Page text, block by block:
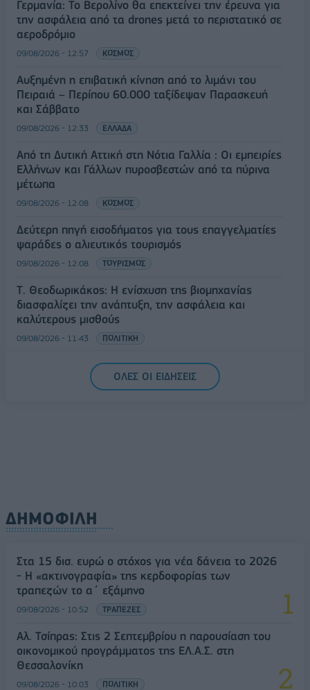
Γερμανία: Το Βερολίνο θα επεκτείνει την έρευνα για
την ασφάλεια από τα drones μετά το περιστατικό σε
αεροδρόμιο
09/08/2026 - 12:57 ΚΟΣΜΟΣ
Αυξημένη η επιβατική κίνηση από το λιμάνι του
Πειραιά – Περίπου 60.000 ταξίδεψαν Παρασκευή
και Σάββατο
09/08/2026 - 12:33 ΕΛΛΑΔΑ
Από τη Δυτική Αττική στη Νότια Γαλλία : Οι εμπειρίες
Ελλήνων και Γάλλων πυροσβεστών από τα πύρινα
μέτωπα
09/08/2026 - 12:08 ΚΟΣΜΟΣ
Δεύτερη πηγή εισοδήματος για τους επαγγελματίες
ψαράδες ο αλιευτικός τουρισμός
09/08/2026 - 12:08 ΤΟΥΡΙΣΜΟΣ
Τ. Θεοδωρικάκος: Η ενίσχυση της βιομηχανίας
διασφαλίζει την ανάπτυξη, την ασφάλεια και
καλύτερους μισθούς
09/08/2026 - 11:43 ΠΟΛΙΤΙΚΗ
Υπ. Μεταφορών: Οριστική λύση στο ζήτημα των
πινακίδων κυκλοφορίας - Τέλος στις χρονοβόρες
ΟΛΕΣ ΟΙ ΕΙΔΗΣΕΙΣ
ΔΗΜΟΦΙΛΗ
Στα 15 δισ. ευρώ ο στόχος για νέα δάνεια το 2026
- Η «ακτινογραφία» της κερδοφορίας των
τραπεζών το α΄ εξάμηνο
09/08/2026 - 10:52 ΤΡΑΠΕΖΕΣ
Αλ. Τσίπρας: Στις 2 Σεπτεμβρίου η παρουσίαση του
οικονομικού προγράμματος της ΕΛ.Α.Σ. στη
Θεσσαλονίκη
09/08/2026 - 10:03 ΠΟΛΙΤΙΚΗ